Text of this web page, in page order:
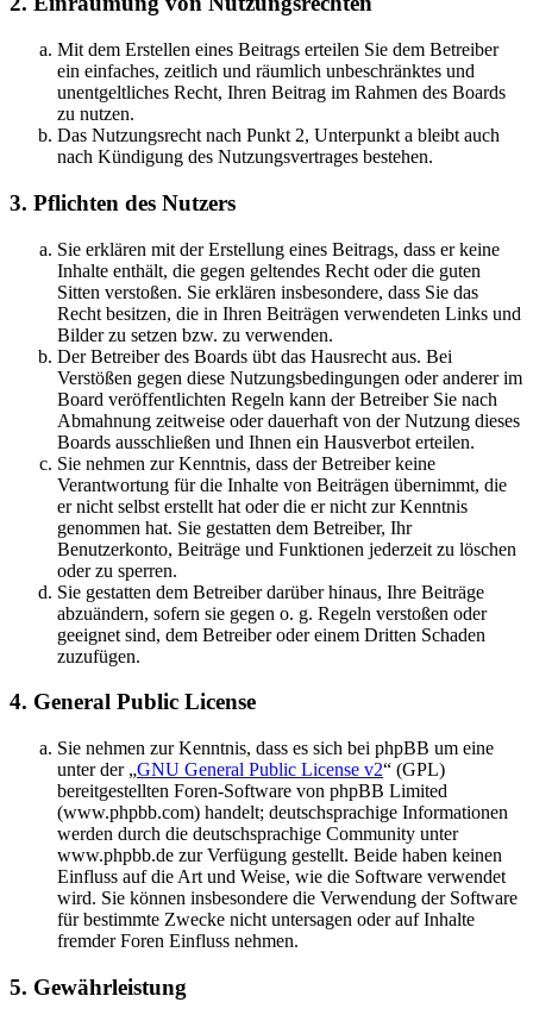
Mit dem Erstellen eines Beitrags erteilen Sie dem Betreiber
ein einfaches, zeitlich und räumlich unbeschränktes und
unentgeltliches Recht, Ihren Beitrag im Rahmen des Boards
zu nutzen.
Das Nutzungsrecht nach Punkt 2, Unterpunkt a bleibt auch
nach Kündigung des Nutzungsvertrages bestehen.
3. Pflichten des Nutzers
Sie erklären mit der Erstellung eines Beitrags, dass er keine
Inhalte enthält, die gegen geltendes Recht oder die guten
Sitten verstoßen. Sie erklären insbesondere, dass Sie das
Recht besitzen, die in Ihren Beiträgen verwendeten Links und
Bilder zu setzen bzw. zu verwenden.
Der Betreiber des Boards übt das Hausrecht aus. Bei
Verstößen gegen diese Nutzungsbedingungen oder anderer im
Board veröffentlichten Regeln kann der Betreiber Sie nach
Abmahnung zeitweise oder dauerhaft von der Nutzung dieses
Boards ausschließen und Ihnen ein Hausverbot erteilen.
Sie nehmen zur Kenntnis, dass der Betreiber keine
Verantwortung für die Inhalte von Beiträgen übernimmt, die
er nicht selbst erstellt hat oder die er nicht zur Kenntnis
genommen hat. Sie gestatten dem Betreiber, Ihr
Benutzerkonto, Beiträge und Funktionen jederzeit zu löschen
oder zu sperren.
Sie gestatten dem Betreiber darüber hinaus, Ihre Beiträge
abzuändern, sofern sie gegen o. g. Regeln verstoßen oder
geeignet sind, dem Betreiber oder einem Dritten Schaden
zuzufügen.
4. General Public License
Sie nehmen zur Kenntnis, dass es sich bei phpBB um eine
unter der „GNU General Public License v2“ (GPL)
bereitgestellten Foren-Software von phpBB Limited
(www.phpbb.com) handelt; deutschsprachige Informationen
werden durch die deutschsprachige Community unter
www.phpbb.de zur Verfügung gestellt. Beide haben keinen
Einfluss auf die Art und Weise, wie die Software verwendet
wird. Sie können insbesondere die Verwendung der Software
für bestimmte Zwecke nicht untersagen oder auf Inhalte
fremder Foren Einfluss nehmen.
5. Gewährleistung